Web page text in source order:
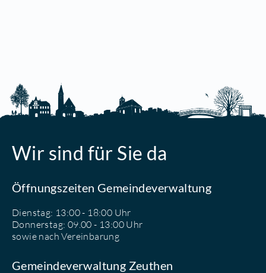
Wir sind für Sie da
Öffnungszeiten Gemeindeverwaltung
Dienstag: 13:00 - 18:00 Uhr
Donnerstag: 09.00 - 13:00 Uhr
sowie nach Vereinbarung
Gemeindeverwaltung Zeuthen